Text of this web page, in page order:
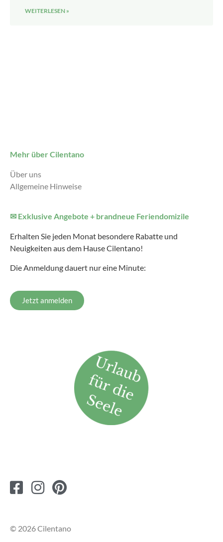
WEITERLESEN »
Mehr über Cilentano
Über uns
Allgemeine Hinweise
✉ Exklusive Angebote + brandneue Feriendomizile
Erhalten Sie jeden Monat besondere Rabatte und
Neuigkeiten aus dem Hause Cilentano!
Die Anmeldung dauert nur eine Minute:
Jetzt anmelden
© 2026 Cilentano